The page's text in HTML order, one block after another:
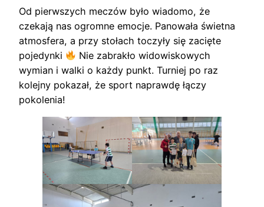
Od pierwszych meczów było wiadomo, że
czekają nas ogromne emocje. Panowała świetna
atmosfera, a przy stołach toczyły się zacięte
pojedynki
Nie zabrakło widowiskowych
wymian i walki o każdy punkt. Turniej po raz
kolejny pokazał, że sport naprawdę łączy
pokolenia!